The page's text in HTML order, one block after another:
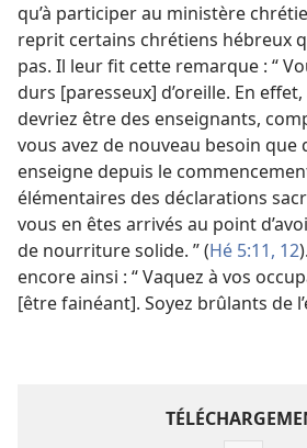
qu’à participer au ministère
reprit certains chrétiens hébreux
pas. Il leur fit cette remarque : “
durs [paresseux] d’oreille. En
devriez être des enseignants,
vous avez de nouveau besoin que
enseigne depuis le
élémentaires des déclarations
vous en êtes arrivés au point
de nourriture solide. ” (Hé 5:11, 12
encore ainsi : “ Vaquez à vos
[être fainéant]. Soyez brûlants de